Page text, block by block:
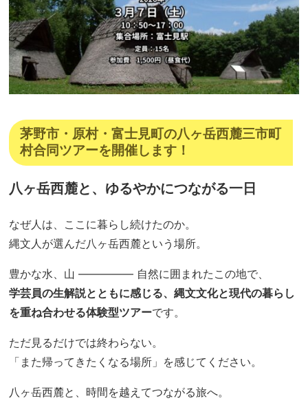
茅野市・原村・富士見町の八ヶ岳西麓三市町
村合同ツアーを開催します！
八ヶ岳西麓と、ゆるやかにつながる一日
なぜ人は、ここに暮らし続けたのか。
縄文人が選んだ八ヶ岳西麓という場所。
豊かな水、山 ————— 自然に囲まれたこの地で、
学芸員の生解説とともに感じる、縄文文化と現代の暮らし
を重ね合わせる体験型ツアーです。
ただ見るだけでは終わらない。
「また帰ってきたくなる場所」を感じてください。
八ヶ岳西麓と、時間を越えてつながる旅へ。